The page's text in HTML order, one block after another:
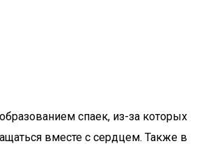
спаек, из-за которых
вместе с сердцем. Также в